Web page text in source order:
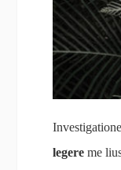
legere me